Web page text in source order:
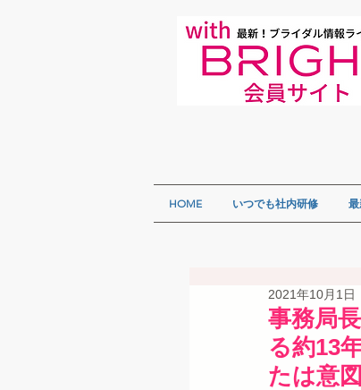
HOME いつでも社内研修
事務局
る約13
たは意
2021年10月1日